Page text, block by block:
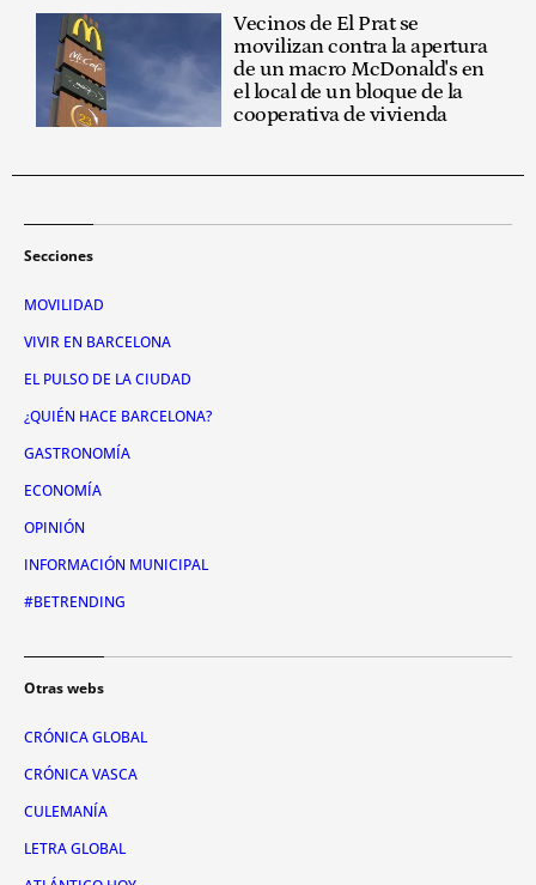
Vecinos de El Prat se
movilizan contra la apertura
de un macro McDonald's en
el local de un bloque de la
cooperativa de vivienda
Secciones
MOVILIDAD
VIVIR EN BARCELONA
EL PULSO DE LA CIUDAD
¿QUIÉN HACE BARCELONA?
GASTRONOMÍA
ECONOMÍA
OPINIÓN
INFORMACIÓN MUNICIPAL
#BETRENDING
Otras webs
CRÓNICA GLOBAL
CRÓNICA VASCA
CULEMANÍA
LETRA GLOBAL